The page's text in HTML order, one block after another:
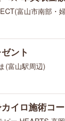
富山市南部・
ント
(富山駅周辺)
カイロ施術コ